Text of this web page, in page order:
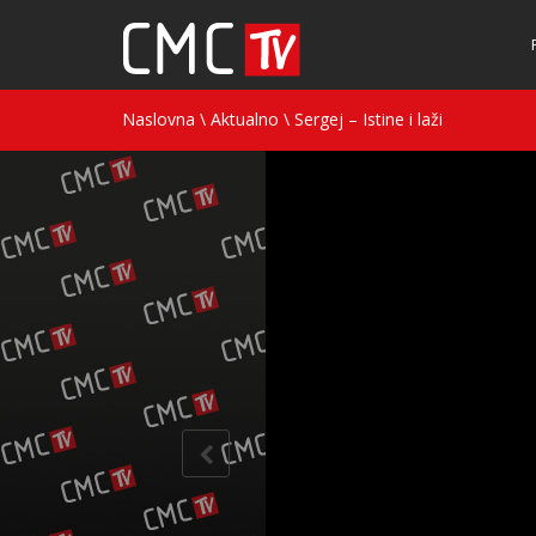
Naslovna \ Aktualno \ Sergej – Istine i laži